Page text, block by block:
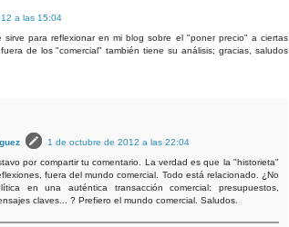
a las 15:04
para reflexionar en mi blog sobre el "poner precio" a ciertas
de los "comercial" también tiene su análisis; gracias, saludos
1 de octubre de 2012 a las 22:04
por compartir tu comentario. La verdad es que la "historieta"
fuera del mundo comercial. Todo está relacionado. ¿No
en una auténtica transacción comercial: presupuestos,
claves... ? Prefiero el mundo comercial. Saludos.